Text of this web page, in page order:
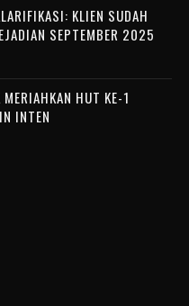
KLIEN SUDAH
SEPTEMBER 2025
HUT KE-1
INTEN